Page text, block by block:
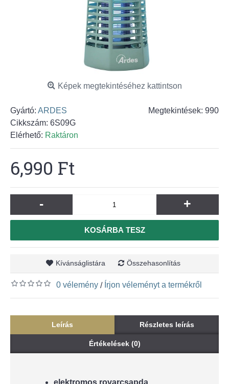
Képek megtekintéséhez kattintson
Megtekintések: 990
Gyártó: ARDES
Cikkszám: 6S09G
Elérhető: Raktáron
6,990 Ft
- +
KOSÁRBA TESZ
Kívánságlistára Összehasonlítás
0 vélemény / Írjon véleményt a termékről
Leírás Részletes leírás
Értékelések (0)
elektromos rovarcsapda